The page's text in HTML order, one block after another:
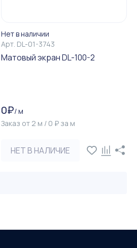
Нет в наличии
Арт. DL-01-3743
Матовый экран DL-100-2
0₽/м
Заказ от 2 м / 0 ₽ за м
НЕТ В НАЛИЧИЕ